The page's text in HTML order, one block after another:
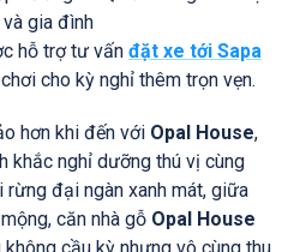
gia đình
hỗ trợ tư vấn đặt xe tới Sapa
cho kỳ nghỉ thêm trọn vẹn.
hơn khi đến với Opal House,
khắc nghỉ dưỡng thú vị cùng
rừng đại ngàn xanh mát, giữa
căn nhà gỗ Opal House